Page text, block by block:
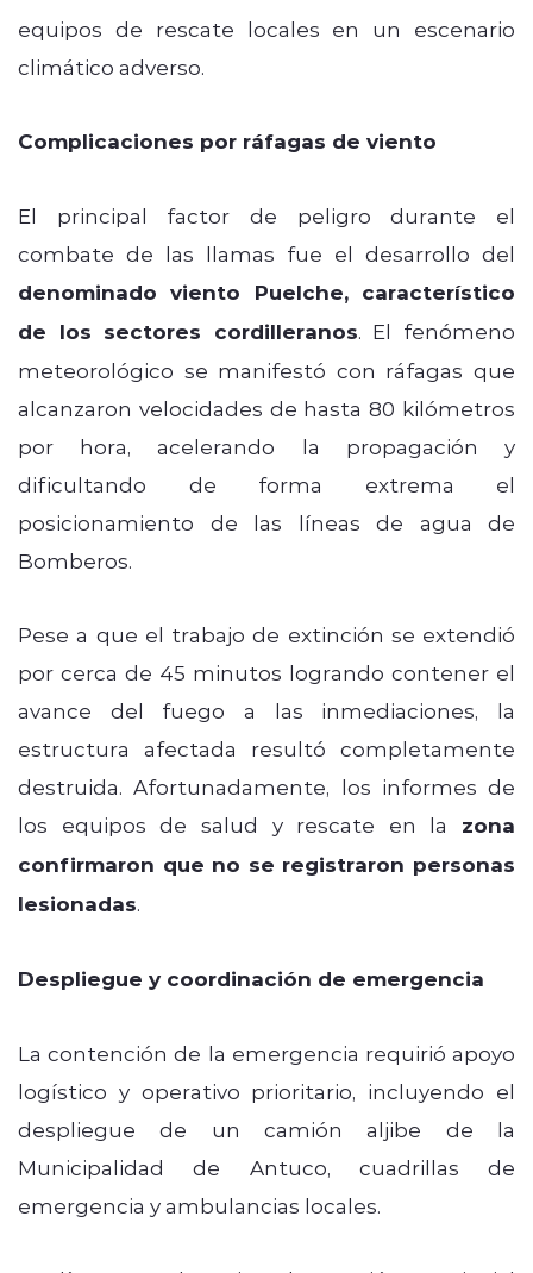
equipos de rescate locales en un escenario
climático adverso.
Complicaciones por ráfagas de viento
El principal factor de peligro durante el
combate de las llamas fue el desarrollo del
denominado viento Puelche, característico
de los sectores cordilleranos. El fenómeno
meteorológico se manifestó con ráfagas que
alcanzaron velocidades de hasta 80 kilómetros
por hora, acelerando la propagación y
dificultando de forma extrema el
posicionamiento de las líneas de agua de
Bomberos.
Pese a que el trabajo de extinción se extendió
por cerca de 45 minutos logrando contener el
avance del fuego a las inmediaciones, la
estructura afectada resultó completamente
destruida. Afortunadamente, los informes de
los equipos de salud y rescate en la zona
confirmaron que no se registraron personas
lesionadas.
Despliegue y coordinación de emergencia
La contención de la emergencia requirió apoyo
logístico y operativo prioritario, incluyendo el
despliegue de un camión aljibe de la
Municipalidad de Antuco, cuadrillas de
emergencia y ambulancias locales.